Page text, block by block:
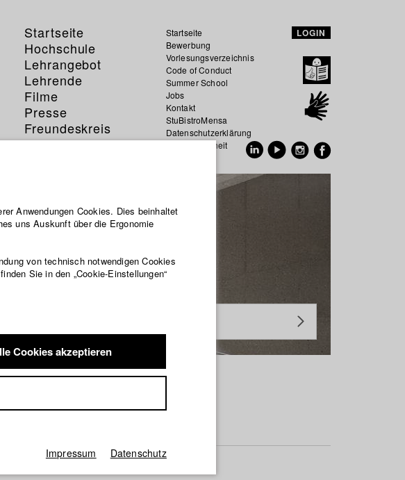
Startseite
Hochschule
Lehrangebot
Lehrende
Filme
Presse
Freundeskreis
Service
Startseite
Bewerbung
Vorlesungsverzeichnis
Code of Conduct
Summer School
Jobs
Kontakt
StuBistroMensa
Datenschutzerklärung
Datensicherheit
LOGIN
y z Alle
Anwendungen Cookies. Dies beinhaltet
uns Auskunft über die Ergonomie
von technisch notwendigen Cookies
Sie in den „Cookie-Einstellungen“
Cookies akzeptieren
Impressum Datenschutz